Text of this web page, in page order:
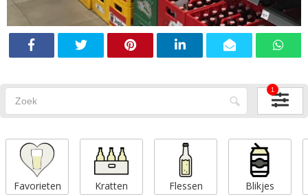
1
Favorieten Kratten Flessen Blikjes